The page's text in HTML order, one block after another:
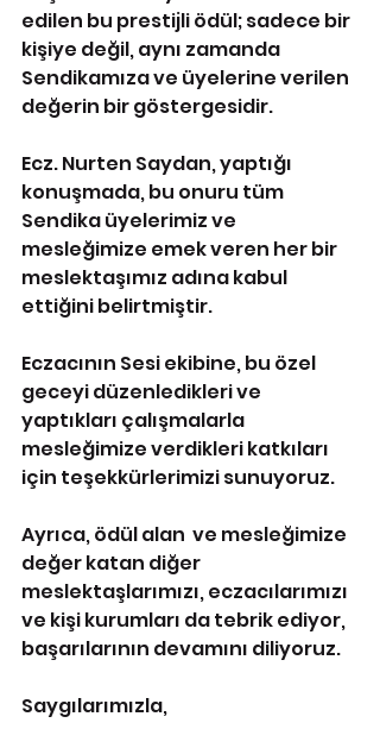
edilen bu prestijli ödül; sadece bir
kişiye değil, aynı zamanda
Sendikamıza ve üyelerine verilen
değerin bir göstergesidir.
Ecz. Nurten Saydan, yaptığı
konuşmada, bu onuru tüm
Sendika üyelerimiz ve
mesleğimize emek veren her bir
meslektaşımız adına kabul
ettiğini belirtmiştir.
Eczacının Sesi ekibine, bu özel
geceyi düzenledikleri ve
yaptıkları çalışmalarla
mesleğimize verdikleri katkıları
için teşekkürlerimizi sunuyoruz.
Ayrıca, ödül alan  ve mesleğimize
değer katan diğer
meslektaşlarımızı, eczacılarımızı
ve kişi kurumları da tebrik ediyor,
başarılarının devamını diliyoruz.
Saygılarımızla,